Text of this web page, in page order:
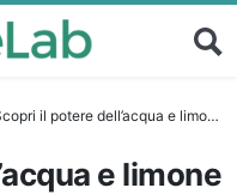
il potere dell’acqua e limone sulla tua salute
e limone